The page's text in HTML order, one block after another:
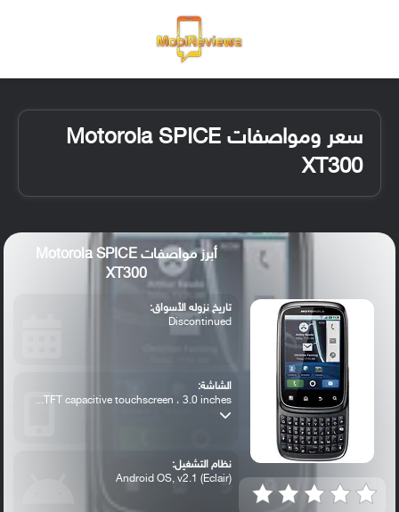
سعر ومواصفات Motorola SPICE
XT300
أبرز مواصفات Motorola SPICE
XT300
تاريخ نزوله الأسواق:
Discontinued
الشاشة:
TFT capacitive touchscreen ، 3.0 inches...
نظام التشغيل:
Android OS, v2.1 (Eclair)